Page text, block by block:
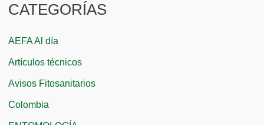
s
r
p
o
CATEGORÍAS
AEFA Al día
Artículos técnicos
Avisos Fitosanitarios
Colombia